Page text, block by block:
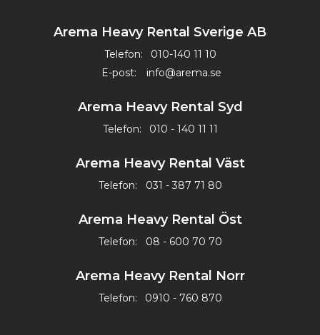
Arema Heavy Rental Sverige AB
Telefon:
010-140 11 10
E-post:
info@arema.se
Arema Heavy Rental Syd
Telefon: 010 - 140 11 11
Arema Heavy Rental Väst
Telefon: 031 - 387 71 80
Arema Heavy Rental Öst
Telefon: 08 - 600 70 70
Arema Heavy Rental Norr
Telefon: 0910 - 760 870